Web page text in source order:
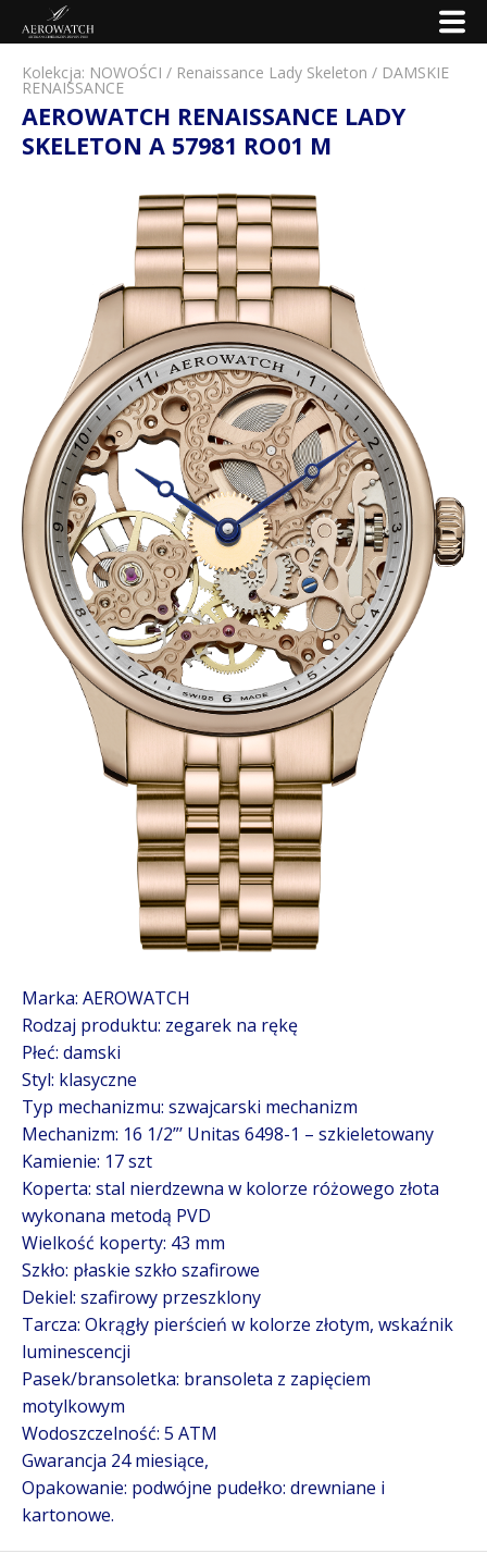
Kolekcja: NOWOŚCI / Renaissance Lady Skeleton / DAMSKIE
RENAISSANCE
AEROWATCH RENAISSANCE LADY
SKELETON A 57981 RO01 M
Marka: AEROWATCH
Rodzaj produktu: zegarek na rękę
Płeć: damski
Styl: klasyczne
Typ mechanizmu: szwajcarski mechanizm
Mechanizm: 16 1/2”’ Unitas 6498-1 – szkieletowany
Kamienie: 17 szt
Koperta: stal nierdzewna w kolorze różowego złota
wykonana metodą PVD
Wielkość koperty: 43 mm
Szkło: płaskie szkło szafirowe
Dekiel: szafirowy przeszklony
Tarcza: Okrągły pierścień w kolorze złotym, wskaźnik
luminescencji
Pasek/bransoletka: bransoleta z zapięciem
motylkowym
Wodoszczelność: 5 ATM
Gwarancja 24 miesiące,
Opakowanie: podwójne pudełko: drewniane i
kartonowe.